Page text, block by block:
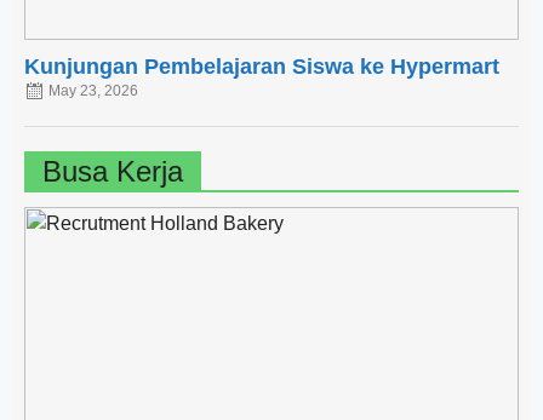
Kunjungan Pembelajaran Siswa ke Hypermart
May 23, 2026
Busa Kerja